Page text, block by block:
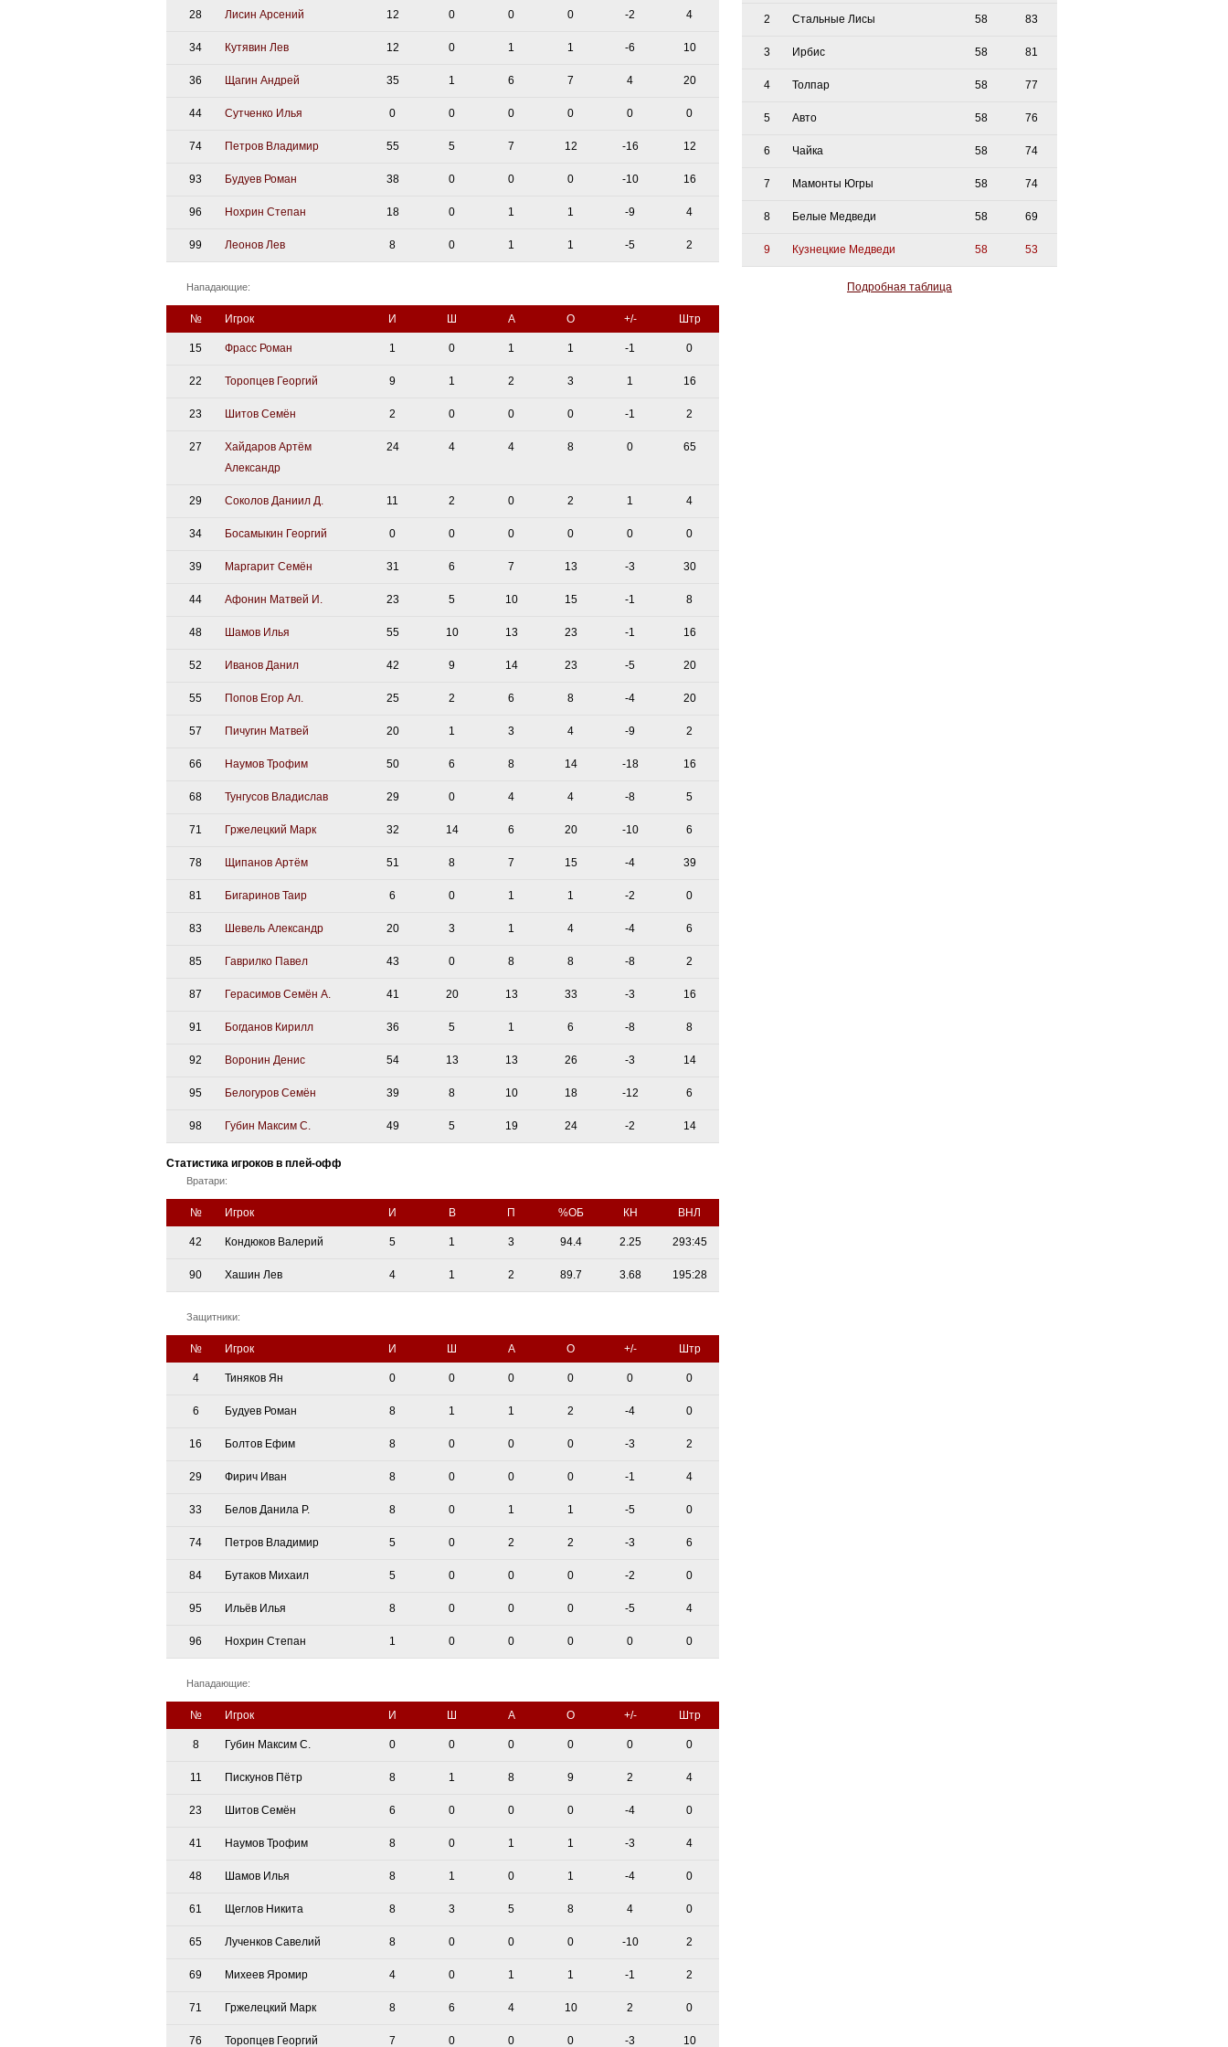
28 Лисин Арсений 12 0 0 0 -2 4
34 Кутявин Лев 12 0 1 1 -6 10
36 Щагин Андрей 35 1 6 7 4 20
44 Сутченко Илья 0 0 0 0 0 0
74 Петров Владимир 55 5 7 12 -16 12
93 Будуев Роман 38 0 0 0 -10 16
96 Нохрин Степан 18 0 1 1 -9 4
99 Леонов Лев 8 0 1 1 -5 2
Нападающие:
№ Игрок И Ш А О +/- Штр
15 Фрасс Роман 1 0 1 1 -1 0
22 Торопцев Георгий 9 1 2 3 1 16
23 Шитов Семён 2 0 0 0 -1 2
27
Хайдаров Артём
Александр
24 4 4 8 0 65
29 Соколов Даниил Д. 11 2 0 2 1 4
34 Босамыкин Георгий 0 0 0 0 0 0
39 Маргарит Семён 31 6 7 13 -3 30
44 Афонин Матвей И. 23 5 10 15 -1 8
48 Шамов Илья 55 10 13 23 -1 16
52 Иванов Данил 42 9 14 23 -5 20
55 Попов Егор Ал. 25 2 6 8 -4 20
57 Пичугин Матвей 20 1 3 4 -9 2
66 Наумов Трофим 50 6 8 14 -18 16
68 Тунгусов Владислав 29 0 4 4 -8 5
71 Гржелецкий Марк 32 14 6 20 -10 6
78 Щипанов Артём 51 8 7 15 -4 39
81 Бигаринов Таир 6 0 1 1 -2 0
83 Шевель Александр 20 3 1 4 -4 6
85 Гаврилко Павел 43 0 8 8 -8 2
87 Герасимов Семён А. 41 20 13 33 -3 16
91 Богданов Кирилл 36 5 1 6 -8 8
92 Воронин Денис 54 13 13 26 -3 14
95 Белогуров Семён 39 8 10 18 -12 6
98 Губин Максим С. 49 5 19 24 -2 14
Статистика игроков в плей-офф
Вратари:
№ Игрок И В П %ОБ КН ВНЛ
42 Кондюков Валерий 5 1 3 94.4 2.25 293:45
90 Хашин Лев 4 1 2 89.7 3.68 195:28
Защитники:
№ Игрок И Ш А О +/- Штр
4 Тиняков Ян 0 0 0 0 0 0
6 Будуев Роман 8 1 1 2 -4 0
16 Болтов Ефим 8 0 0 0 -3 2
29 Фирич Иван 8 0 0 0 -1 4
33 Белов Данила Р. 8 0 1 1 -5 0
74 Петров Владимир 5 0 2 2 -3 6
84 Бутаков Михаил 5 0 0 0 -2 0
95 Ильёв Илья 8 0 0 0 -5 4
96 Нохрин Степан 1 0 0 0 0 0
Нападающие:
№ Игрок И Ш А О +/- Штр
8 Губин Максим С. 0 0 0 0 0 0
11 Пискунов Пётр 8 1 8 9 2 4
23 Шитов Семён 6 0 0 0 -4 0
41 Наумов Трофим 8 0 1 1 -3 4
48 Шамов Илья 8 1 0 1 -4 0
61 Щеглов Никита 8 3 5 8 4 0
65 Лученков Савелий 8 0 0 0 -10 2
69 Михеев Яромир 4 0 1 1 -1 2
71 Гржелецкий Марк 8 6 4 10 2 0
76 Торопцев Георгий 7 0 0 0 -3 10
2 Стальные Лисы 58 83
3 Ирбис 58 81
4 Толпар 58 77
5 Авто 58 76
6 Чайка 58 74
7 Мамонты Югры 58 74
8 Белые Медведи 58 69
9 Кузнецкие Медведи 58 53
Подробная таблица